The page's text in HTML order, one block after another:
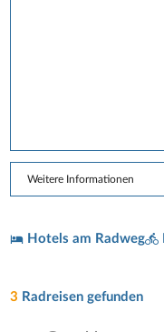
Weitere Informationen
Hotels am Radweg
3 Radreisen gefunden